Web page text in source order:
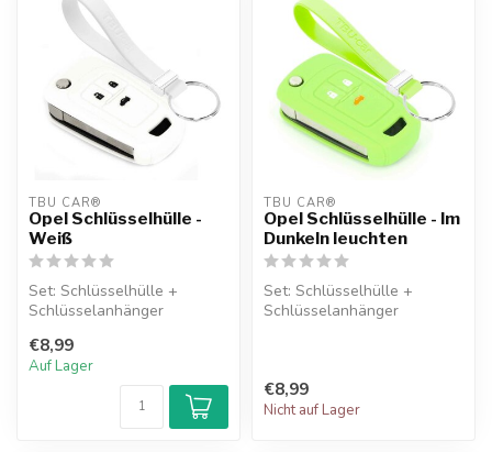
TBU CAR®
Opel Schlüsselhülle -
Weiß
Set: Schlüsselhülle +
Schlüsselanhänger
€8,99
Auf Lager
TBU CAR®
Opel Schlüsselhülle - Im
Dunkeln leuchten
Set: Schlüsselhülle +
Schlüsselanhänger
€8,99
Nicht auf Lager